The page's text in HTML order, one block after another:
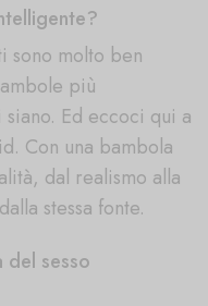
sono molto ben
più
Ed eccoci qui a
Con una bambola
dal realismo alla
stessa fonte.
del sesso